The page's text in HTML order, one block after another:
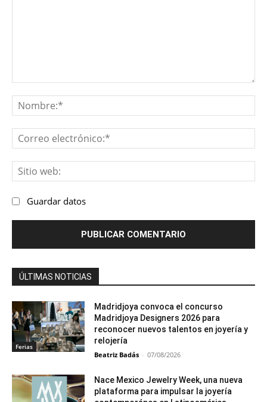
Guardar datos
ÚLTIMAS NOTICIAS
Ferias
Madridjoya convoca el concurso
Madridjoya Designers 2026 para
reconocer nuevos talentos en joyería y
relojería
Beatriz Badás - 07/08/2026
Nace Mexico Jewelry Week, una nueva
plataforma para impulsar la joyería